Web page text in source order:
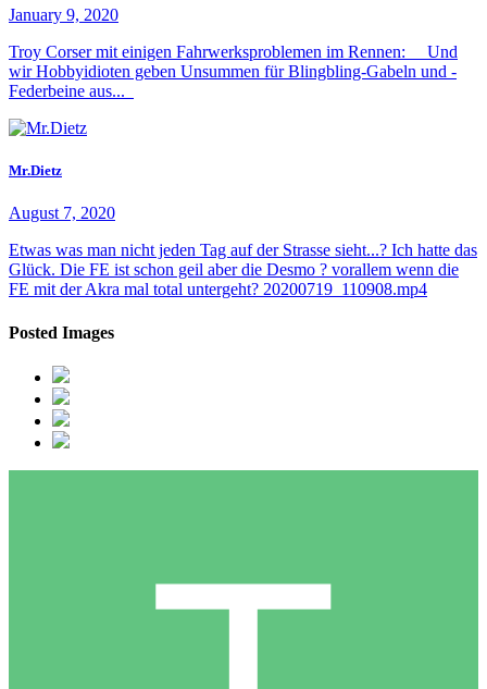
January 9, 2020
Troy Corser mit einigen Fahrwerksproblemen im Rennen: Und
wir Hobbyidioten geben Unsummen für Blingbling-Gabeln und -
Federbeine aus...
Mr.Dietz
August 7, 2020
Etwas was man nicht jeden Tag auf der Strasse sieht...? Ich hatte das
Glück. Die FE ist schon geil aber die Desmo ? vorallem wenn die
FE mit der Akra mal total untergeht? 20200719_110908.mp4
Posted Images